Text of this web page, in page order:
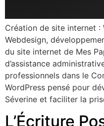
Création de site internet :
Webdesign,
du site internet de Mes
d’assistance
professionnels dans le
WordPress pensé pour
Séverine et faciliter la
L’Écriture